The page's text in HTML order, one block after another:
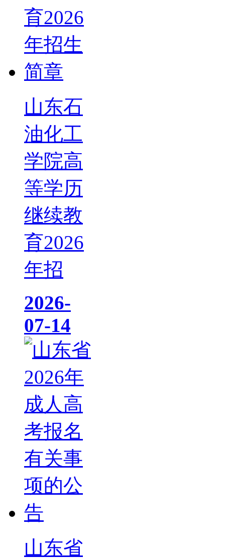
山东石
油化工
学院高
等学历
继续教
育2026
年招
2026-
07-14
山东省